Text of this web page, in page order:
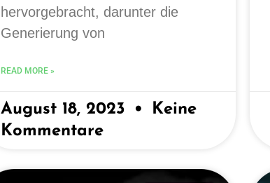
hervorgebracht, darunter die
Generierung von
READ MORE »
August 18, 2023
Keine
Kommentare